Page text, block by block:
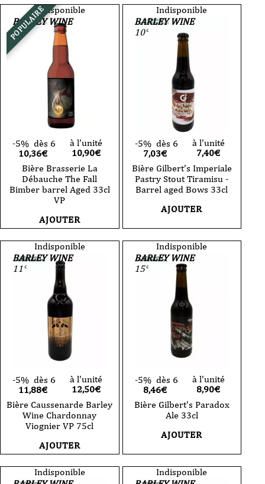
POPULAIREIndisponible
BARLEY WINE
12°
-5% dès 6
10,36€
à l'unité
10,90€
Bière Brasserie La
Débauche The Fall
Bimber barrel Aged 33cl
VP
AJOUTER
Indisponible
BARLEY WINE
10°
-5% dès 6
7,03€
à l'unité
7,40€
Bière Gilbert's Imperiale
Pastry Stout Tiramisu -
Barrel aged Bows 33cl
AJOUTER
Indisponible
BARLEY WINE
11°
-5% dès 6
11,88€
à l'unité
12,50€
Bière Caussenarde Barley
Wine Chardonnay
Viognier VP 75cl
AJOUTER
Indisponible
BARLEY WINE
15°
-5% dès 6
8,46€
à l'unité
8,90€
Bière Gilbert's Paradox
Ale 33cl
AJOUTER
Indisponible
Indisponible